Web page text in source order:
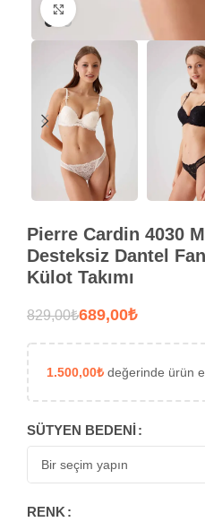
Büyütmek için tıklayın
Pierre Cardin 4030
Desteksiz Dantel
Külot Takımı
829,00₺689,00₺
1.500,00₺ değerinde ürün
SÜTYEN BEDENI
RENK